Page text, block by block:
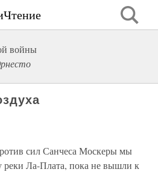
войны
сил Санчеса Москеры мы
реки Ла-Плата, пока не вышли к